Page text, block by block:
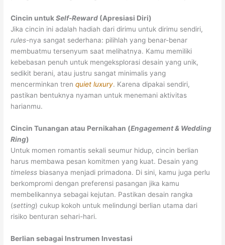
Cincin untukSelf-Reward (Apresiasi Diri)
Jika cincin ini adalah hadiah dari dirimu untuk dirimu sendiri,
rules-nya sangat sederhana: pilihlah yang benar-benar
membuatmu tersenyum saat melihatnya. Kamu memiliki
kebebasan penuh untuk mengeksplorasi desain yang unik,
sedikit berani, atau justru sangat minimalis yang
mencerminkan trenquiet luxury. Karena dipakai sendiri,
pastikan bentuknya nyaman untuk menemani aktivitas
harianmu.
Cincin Tunangan atau Pernikahan (Engagement & Wedding
Ring)
Untuk momen romantis sekali seumur hidup, cincin berlian
harus membawa pesan komitmen yang kuat. Desain yang
timeless biasanya menjadi primadona. Di sini, kamu juga perlu
berkompromi dengan preferensi pasangan jika kamu
membelikannya sebagai kejutan. Pastikan desain rangka
(setting) cukup kokoh untuk melindungi berlian utama dari
risiko benturan sehari-hari.
Berlian sebagai Instrumen Investasi